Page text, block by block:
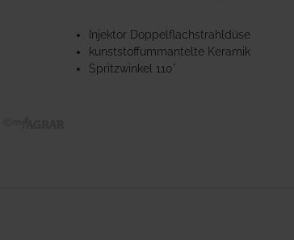
Injektor Doppelflachstrahldüse
kunststoffummantelte Keramik
Spritzwinkel 110°